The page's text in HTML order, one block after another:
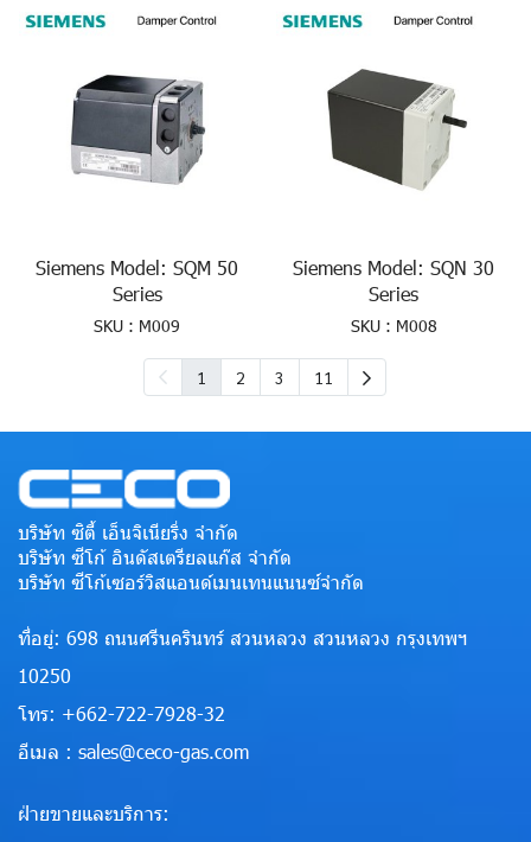
Siemens Model: SQM 50
Series
SKU : M009
Siemens Model: SQN 30
Series
SKU : M008
1 2 3 11
บริษัท ซิตี้ เอ็นจิเนียริ่ง จำกัด
บริษัท ซีโก้ อินดัสเตรียลแก๊ส จำกัด
บริษัท ซีโก้เซอร์วิสแอนด์เมนเทนแนนซ์จำกัด
ที่อยู่: 698 ถนนศรีนครินทร์ สวนหลวง สวนหลวง กรุงเทพฯ
10250
โทร: +662-722-7928-32
อีเมล : sales@ceco-gas.com
ฝ่ายขายและบริการ: